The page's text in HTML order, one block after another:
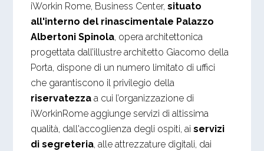
iWorkin Rome, Business Center,situato
all'interno del rinascimentale Palazzo
Albertoni Spinola, opera architettonica
progettata dall’illustre architetto Giacomo della
Porta, dispone di un numero limitato di uffici
che garantiscono il privilegio della
riservatezza a cui l’organizzazione di
iWorkinRome aggiunge servizi di altissima
qualità, dall'accoglienza degli ospiti, aiservizi
di segreteria, alle attrezzature digitali, dai